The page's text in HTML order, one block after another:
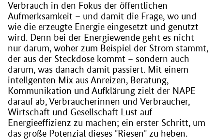
Verbrauch in den Fokus der öffentlichen
Aufmerksamkeit – und damit die Frage, wo und
wie die erzeugte Energie eingesetzt und genutzt
wird. Denn bei der Energiewende geht es nicht
nur darum, woher zum Beispiel der Strom stammt,
der aus der Steckdose kommt – sondern auch
darum, was danach damit passiert. Mit einem
intellgenten Mix aus Anreizen, Beratung,
Kommunikation und Aufklärung zielt der NAPE
darauf ab, Verbraucherinnen und Verbraucher,
Wirtschaft und Gesellschaft Lust auf
Energieeffizienz zu machen; ein erster Schritt, um
das große Potenzial dieses "Riesen" zu heben.